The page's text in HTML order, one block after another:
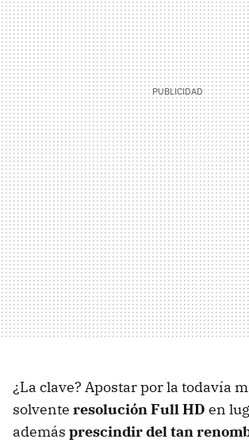
¿La clave? Apostar por la todavía
solvente resolución Full HD en
además prescindir del tan